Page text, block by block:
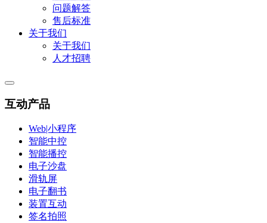
问题解答
售后标准
关于我们
关于我们
人才招聘
互动产品
Web|小程序
智能中控
智能播控
电子沙盘
滑轨屏
电子翻书
装置互动
签名拍照